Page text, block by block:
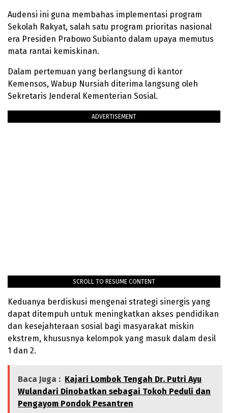
Audensi ini guna membahas implementasi program
Sekolah Rakyat, salah satu program prioritas nasional
era Presiden Prabowo Subianto dalam upaya memutus
mata rantai kemiskinan.
Dalam pertemuan yang berlangsung di kantor
Kemensos, Wabup Nursiah diterima langsung oleh
Sekretaris Jenderal Kementerian Sosial.
ADVERTISEMENT
SCROLL TO RESUME CONTENT
Keduanya berdiskusi mengenai strategi sinergis yang
dapat ditempuh untuk meningkatkan akses pendidikan
dan kesejahteraan sosial bagi masyarakat miskin
ekstrem, khususnya kelompok yang masuk dalam desil
1 dan 2.
Baca Juga : Kajari Lombok Tengah Dr. Putri Ayu
Wulandari Dinobatkan sebagai Tokoh Peduli dan
Pengayom Pondok Pesantren